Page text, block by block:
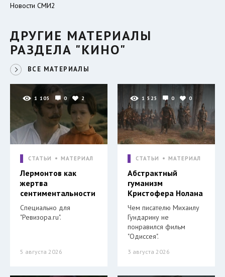
Новости СМИ2
ДРУГИЕ МАТЕРИАЛЫ
РАЗДЕЛА "КИНО"
ВСЕ МАТЕРИАЛЫ
1 105 0 2
СТАТЬИ МАТЕРИАЛ
Лермонтов как
жертва
сентиментальности
Специально для
"Ревизора.ru".
5 августа 2026
1 525 0 0
СТАТЬИ МАТЕРИАЛ
Абстрактный
гуманизм
Кристофера Нолана
Чем писателю Михаилу
Гундарину не
понравился фильм
"Одиссея".
3 августа 2026